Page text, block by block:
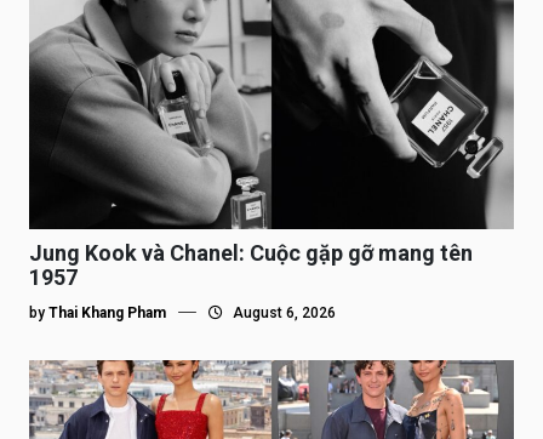
Jung Kook và Chanel: Cuộc gặp gỡ mang tên
1957
by Thai Khang Pham August 6, 2026